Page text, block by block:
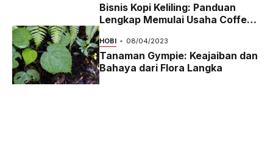
Bisnis Kopi Keliling: Panduan
Lengkap Memulai Usaha Coffee
Bike yang Menguntungkan di
2024
HOBI 08/04/2023
Tanaman Gympie: Keajaiban dan
Bahaya dari Flora Langka